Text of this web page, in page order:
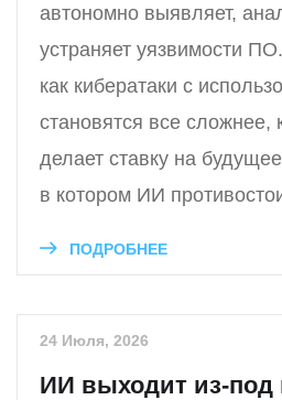
автономно выявляет,
устраняет уязвимости
как кибератаки с
становятся все сложнее,
делает ставку на
в котором ИИ
ПОДРОБНЕЕ
24 Июля, 2026
ИИ выходит из-под